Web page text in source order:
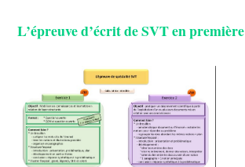
L’épreuve d’écrit de SVT en première